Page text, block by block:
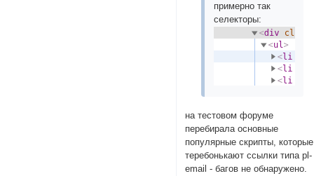
примерно так
селекторы:
на тестовом форуме
перебирала основные
популярные скрипты, которые
теребонькают ссылки типа pl-
email - багов не обнаружено.